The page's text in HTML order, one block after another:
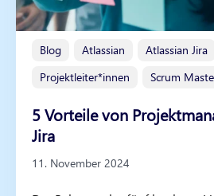
Blog Atlassian Atlassian Jira
Projektleiter*innen
Scrum
5 Vorteile von
Jira
11. November 2024